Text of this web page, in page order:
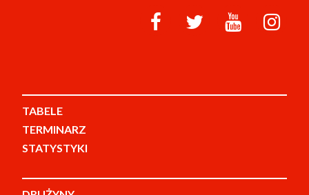
TABELE
TERMINARZ
STATYSTYKI